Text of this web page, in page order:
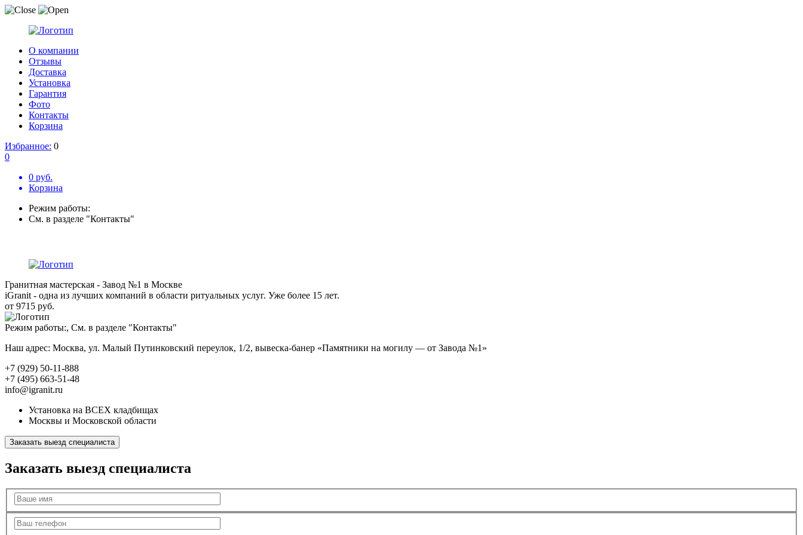
О компании
Отзывы
Доставка
Установка
Гарантия
Фото
Контакты
Корзина
Избранное: 0
0
0 руб.
Корзина
Режим работы:
См. в разделе "Контакты"
Гранитная мастерская - Завод №1 в Москве
iGranit - одна из лучших компаний в области ритуальных услуг. Уже более 15 лет.
от 9715 руб.
Режим работы:, См. в разделе "Контакты"
Наш адрес: Москва, ул. Малый Путинковский переулок, 1/2, вывеска-банер «Памятники на могилу — от Завода №1»
+7 (929) 50-11-888
+7 (495) 663-51-48
info@igranit.ru
Установка на ВСЕХ кладбищах
Москвы и Московской области
Заказать выезд специалиста
Заказать выезд специалиста